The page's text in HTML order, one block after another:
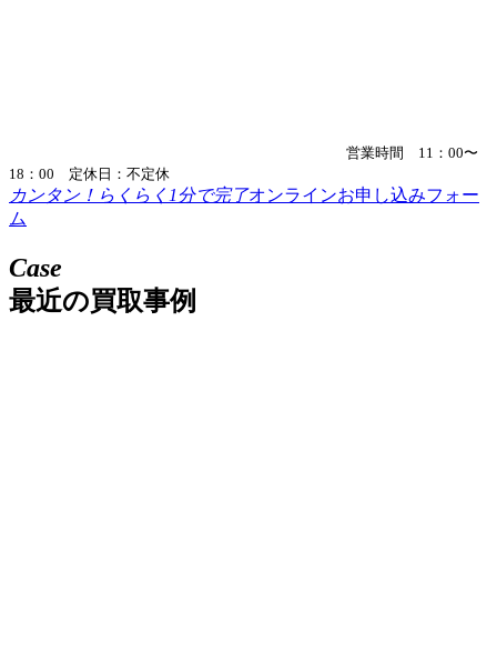
営業時間 11：00〜
18：00 定休日：不定休
カンタン！らくらく1分で完了オンラインお申し込みフォー
ム
Case
最近の買取事例